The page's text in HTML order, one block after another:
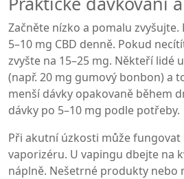
Začněte nízko a pomalu
5–10 mg CBD denně. Pokud
zvyšte na 15–25 mg. Někteří lidé
(např. 20 mg gumový bonbon) a
menší dávky opakovaně během
dávky po 5–10 mg podle potřeby.
Při akutní úzkosti může fungovat
vaporizéru. U vapingu dbejte na
náplně. Nešetrné produkty nebo